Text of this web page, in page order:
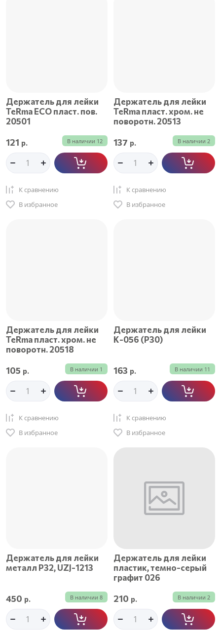
Держатель для лейки
TeRma ECO пласт. пов.
20501
В наличии 12
121 р.
К сравнению
В избранное
Держатель для лейки
TeRma пласт. хром. не
поворотн. 20513
В наличии 2
137 р.
К сравнению
В избранное
Держатель для лейки
TeRma пласт. хром. не
поворотн. 20518
В наличии 1
105 р.
К сравнению
В избранное
Держатель для лейки
К-056 (Р30)
В наличии 11
163 р.
К сравнению
В избранное
Держатель для лейки
металл Р32, UZJ-1213
В наличии 8
450 р.
Держатель для лейки
пластик, темно-серый
графит 026
В наличии 2
210 р.